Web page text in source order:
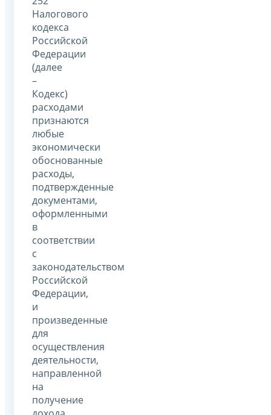
Налогового
кодекса
Российской
Федерации
(далее
–
Кодекс)
расходами
признаются
любые
экономически
обоснованные
расходы,
подтвержденные
документами,
оформленными
в
соответствии
с
законодательством
Российской
Федерации,
и
произведенные
для
осуществления
деятельности,
направленной
на
получение